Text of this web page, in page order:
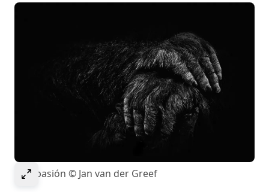
Select to expand image
Compasión © Jan van der Greef